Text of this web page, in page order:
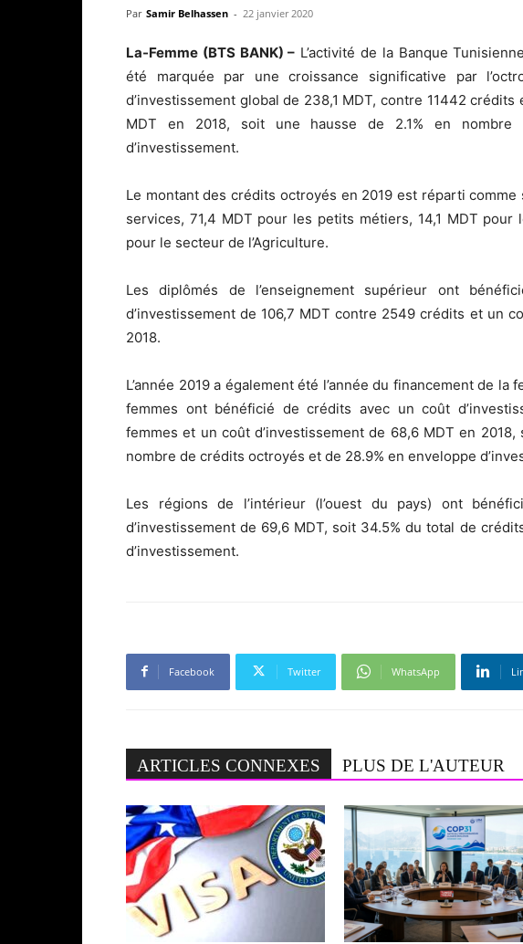
Par Samir Belhassen - 22 janvier 2020
La-Femme (BTS BANK) – L’activité de la Banque
été marquée par une croissance significative par
d’investissement global de 238,1 MDT, contre 11442
MDT en 2018, soit une hausse de 2.1% en
d’investissement.
Le montant des crédits octroyés en 2019 est réparti
services, 71,4 MDT pour les petits métiers, 14,1 MDT pour
pour le secteur de l’Agriculture.
Les diplômés de l’enseignement supérieur ont
d’investissement de 106,7 MDT contre 2549 crédits et un
2018.
L’année 2019 a également été l’année du financement de
femmes ont bénéficié de crédits avec un coût
femmes et un coût d’investissement de 68,6 MDT en
nombre de crédits octroyés et de 28.9% en enveloppe
Les régions de l’intérieur (l’ouest du pays) ont
d’investissement de 69,6 MDT, soit 34.5% du total de
d’investissement.
Facebook Twitter WhatsApp
ARTICLES CONNEXES PLUS DE L'AUTEUR